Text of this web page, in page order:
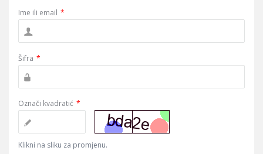
Ime ili email *
Šifra *
Označi kvadratić *
Klikni na sliku za promjenu.